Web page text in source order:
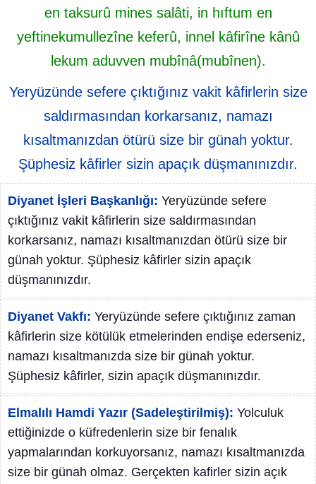
en taksurû mines salâti, in hıftum en
yeftinekumullezîne keferû, innel kâfirîne kânû
lekum aduvven mubînâ(mubînen).
Yeryüzünde sefere çıktığınız vakit kâfirlerin size
saldırmasından korkarsanız, namazı
kısaltmanızdan ötürü size bir günah yoktur.
Şüphesiz kâfirler sizin apaçık düşmanınızdır.
Diyanet İşleri Başkanlığı: Yeryüzünde sefere
çıktığınız vakit kâfirlerin size saldırmasından
korkarsanız, namazı kısaltmanızdan ötürü size bir
günah yoktur. Şüphesiz kâfirler sizin apaçık
düşmanınızdır.
Diyanet Vakfı: Yeryüzünde sefere çıktığınız zaman
kâfirlerin size kötülük etmelerinden endişe ederseniz,
namazı kısaltmanızda size bir günah yoktur.
Şüphesiz kâfirler, sizin apaçık düşmanınızdır.
Elmalılı Hamdi Yazır (Sadeleştirilmiş): Yolculuk
ettiğinizde o küfredenlerin size bir fenalık
yapmalarından korkuyorsanız, namazı kısaltmanızda
size bir günah olmaz. Gerçekten kafirler sizin açık